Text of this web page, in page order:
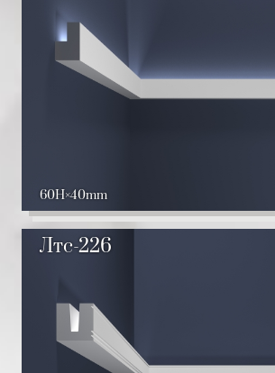
60H 40mm
Лтс-226